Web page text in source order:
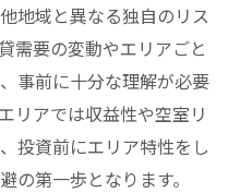
動産投資の基礎から
基礎知識を押さえる重
物件の見極めポイン
地域と異なる独自のリス
需要の変動やエリアごと
事前に十分な理解が必要
リアでは収益性や空室リ
投資前にエリア特性をし
の第一歩となります。